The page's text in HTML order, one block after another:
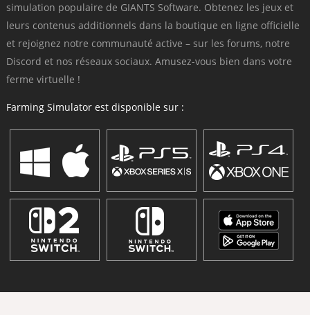
simulation populaire de GIANTS Software. Obtenez les jeux et
leurs contenus additionnels dans la boutique en ligne officielle
et rejoignez notre communauté active – sur les forums, notre
Discord et nos réseaux sociaux. Amusez-vous bien dans votre
ferme virtuelle !
Farming Simulator est disponible sur :